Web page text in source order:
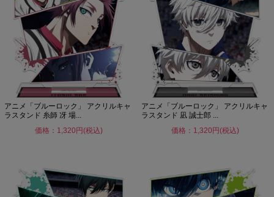
アニメ「ブルーロック」 アクリルキャ
ラスタンド 糸師 冴 場...
価格：1,320円(税込)
アニメ「ブルーロック」 アクリルキャ
ラスタンド 凪 誠士郎 ...
価格：1,320円(税込)